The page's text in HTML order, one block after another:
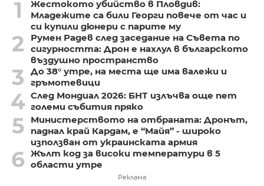
1
Жестокото убийство в Пловдив:
Младежите са били Георги повече от час и
си купили дюнери с парите му
2
Румен Радев след заседание на Съвета по
сигурността: Дрон е нахлул в българското
въздушно пространство
3
До 38° утре, на места ще има валежи и
гръмотевици
4 След Мондиал 2026: БНТ излъчва още пет
големи събития пряко
5
Министерството на отбраната: Дронът,
паднал край Кардам, е “Майя” - широко
използван от украинската армия
6 Жълт код за високи температури в 5
области утре
Реклама